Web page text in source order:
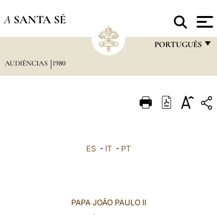
A SANTA SÉ
PORTUGUÊS
ITALIANO
AUDIÊNCIAS 1980
ES - IT - PT
PAPA JOÃO PAULO II